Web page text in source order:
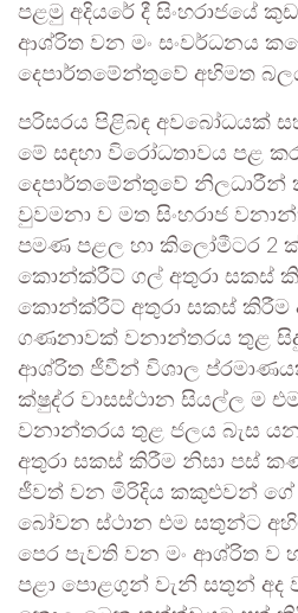
පළමු අදියරේ දී සිංහරාජයේ
ආශ්රිත වන මං සංවර්ධනය
දෙපාර්තමේන්තුවේ අභිමත
පරිසරය පිළිබඳ අවබෝධයක්
මේ සඳහා විරෝධතාවය පළ
දෙපාර්තමේන්තුවේ
වුවමනා ව මත සිංහරාජ
පමණ පළල හා කිලෝමීටර 2
කොන්ක්රීට් ගල් අතුරා සකස්
කොන්ක්රීට් අතුරා සකස් කිරීම
ගණනාවක් වනාන්තරය තුළ
ආශ්රිත ජීවීන් විශාල
ක්ෂුද්ර වාසස්ථාන සියල්ල ම
වනාන්තරය තුළ ජලය බැස
අතුරා සකස් කිරීම නිසා පස්
ජීවත් වන මිරිදිය කකුළුවන් ගේ
බෝවන ස්ථාන එම සතුන්ට
පෙර පැවති වන මං ආශ්රිත
පළා පොළගුන් වැනි සතුන් අද